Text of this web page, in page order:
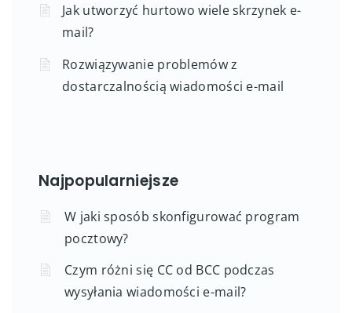
Jak utworzyć hurtowo wiele skrzynek e-
mail?
Rozwiązywanie problemów z
dostarczalnością wiadomości e-mail
Najpopularniejsze
W jaki sposób skonfigurować program
pocztowy?
Czym różni się CC od BCC podczas
wysyłania wiadomości e-mail?